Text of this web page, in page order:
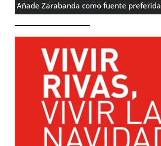
Añade Zarabanda como fuente preferida